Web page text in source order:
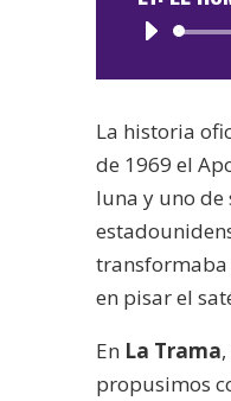
La historia
de 1969 el
luna y uno de
en pisar el
En La Trama
propusimos